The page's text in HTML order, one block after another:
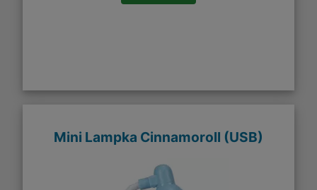
Mini Lampka Cinnamoroll (USB)